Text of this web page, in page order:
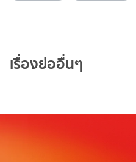
เรื่องย่ออื่นๆ